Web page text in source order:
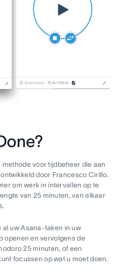
voor tijdbeheer die aan
door Francesco Cirillo.
om werk in intervallen op te
van 25 minuten, van elkaar
al uw Asana-taken in uw
openen en vervolgens de
25 minuten, of een
focussen op wat u moet doen.